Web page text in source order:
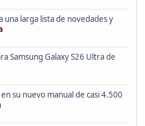
larga lista de novedades y
Samsung Galaxy S26 Ultrade
su nuevo manual de casi 4.500